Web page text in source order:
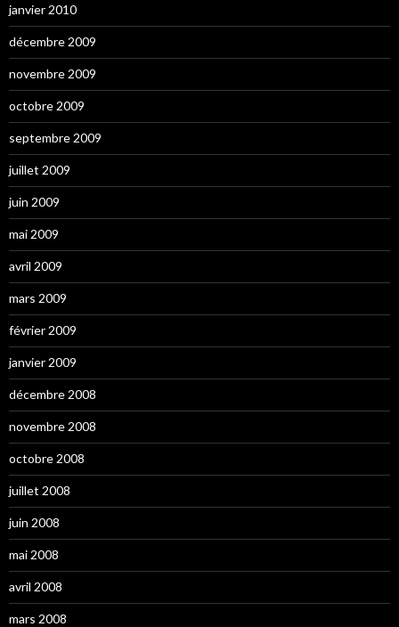
janvier 2010
décembre 2009
novembre 2009
octobre 2009
septembre 2009
juillet 2009
juin 2009
mai 2009
avril 2009
mars 2009
février 2009
janvier 2009
décembre 2008
novembre 2008
octobre 2008
juillet 2008
juin 2008
mai 2008
avril 2008
mars 2008